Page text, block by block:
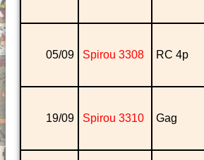
05/09 Spirou 3308 RC 4p
19/09 Spirou 3310 Gag